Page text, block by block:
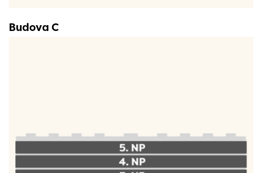
Budova C